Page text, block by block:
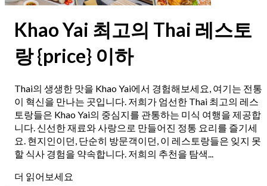
Khao Yai 최고의 Thai 레스토
랑 {price} 이하
Thai의 생생한 맛을 Khao Yai에서 경험해보세요, 여기는 전통
이 혁신을 만나는 곳입니다. 저희가 엄선한 Thai 최고의 레스
토랑들은 Khao Yai의 중심지를 관통하는 미식 여행을 제공합
니다. 신선한 재료와 사랑으로 만들어진 정통 요리를 즐기세
요. 현지인이던, 단순히 방문객이던, 이 레스토랑들은 잊지 못
할 식사 경험을 약속합니다. 저희의 추천을 탐색...
더 읽어보세요